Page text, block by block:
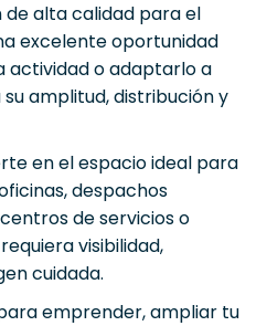
alta calidad para el
excelente oportunidad
actividad o adaptarlo a
amplitud, distribución y
en el espacio ideal para
despachos
de servicios o
visibilidad,
cuidada.
emprender, ampliar tu